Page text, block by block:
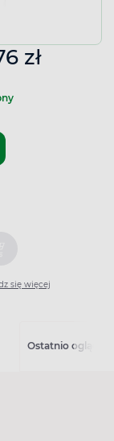
zł
Salmex
się więcej
Ostatnio